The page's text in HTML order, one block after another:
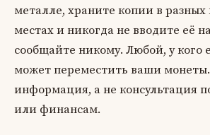
металле, храните копии в
местах и никогда не вводите её
сообщайте никому. Любой, у кого
может переместить ваши
информация, а не консультация
или финансам.